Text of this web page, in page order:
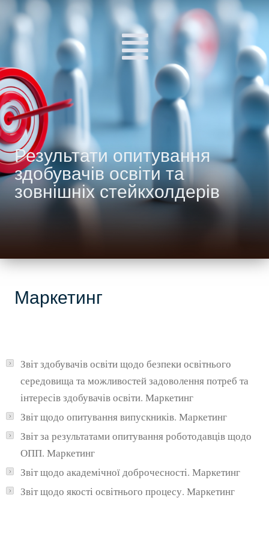
Результати опитування
здобувачів освіти та
зовнішніх стейкхолдерів
Маркетинг
Звіт здобувачів освіти щодо безпеки освітнього
середовища та можливостей задоволення потреб та
інтересів здобувачів освіти. Маркетинг
Звіт щодо опитування випускників. Маркетинг
Звіт за результатами опитування роботодавців щодо
ОПП. Маркетинг
Звіт щодо академічної доброчесності. Маркетинг
Звіт щодо якості освітнього процесу. Маркетинг